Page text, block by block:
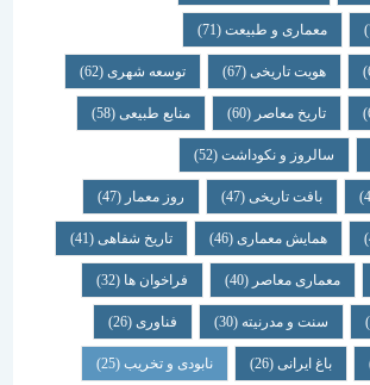
و طبیعت (71)
تاریخی(67) توسعه شهری(62)
معاصر(60) منابع طبیعی(58)
و نکوداشت(52)
بافت تاریخی(47) روز معمار(47)
معماری (46) تاریخ شفاهی (41)
معاصر(40) فراخوان ها (32)
و مدرنیته(30) فناوری (26)
ایرانی(26) نابودی و تخریب(25)